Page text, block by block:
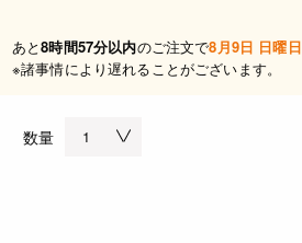
あと8時間57分以内のご注文で8月9日 日曜日
※諸事情により遅れることがございます。
数量